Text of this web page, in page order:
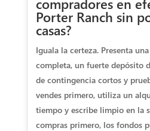
compradores en
Porter Ranch sin
casas?
Iguala la certeza. Presenta
completa, un fuerte depósito
de contingencia cortos y
vendes primero, utiliza un
tiempo y escribe limpio en la
compras primero, los fondos